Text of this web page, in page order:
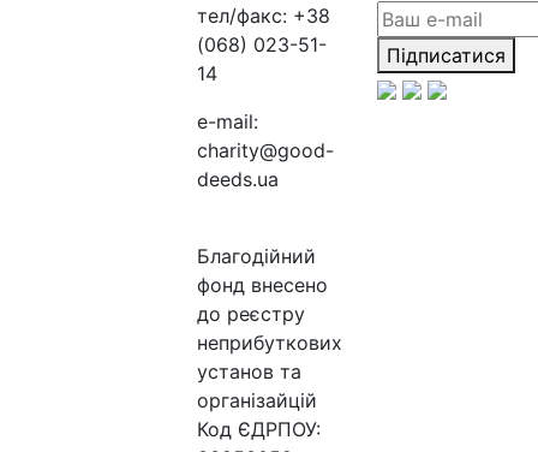
тел/факс: +38
(068) 023-51-
14
e-mail:
charity@good-
deeds.ua
Благодійний
фонд внесено
до реєстру
неприбуткових
установ та
організайцій
Код ЄДРПОУ:
Підписатися